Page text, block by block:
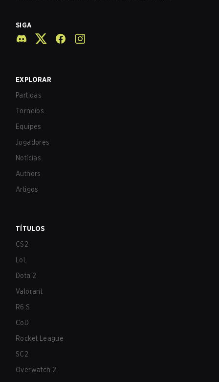
SIGA
EXPLORAR
Partidas
Torneios
Equipes
Jogadores
Notícias
Authors
Artigos
TÍTULOS
CS2
LoL
Dota 2
Valorant
R6:S
CoD
Rocket League
SC2
Overwatch 2